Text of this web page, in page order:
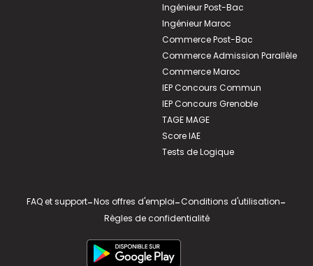
Ingénieur Post-Bac
Ingénieur Maroc
Commerce Post-Bac
Commerce Admission Parallèle
Commerce Maroc
IEP Concours Commun
IEP Concours Grenoble
TAGE MAGE
Score IAE
Tests de Logique
FAQ et support-Nos offres d'emploi-Conditions d'utilisation-
Règles de confidentialité